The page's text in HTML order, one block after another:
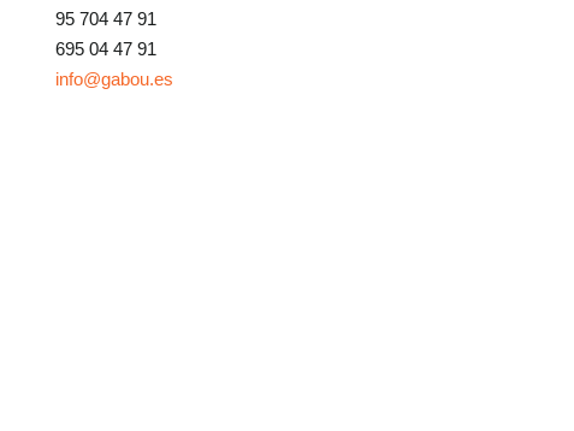
95 704 47 91
695 04 47 91
info@gabou.es